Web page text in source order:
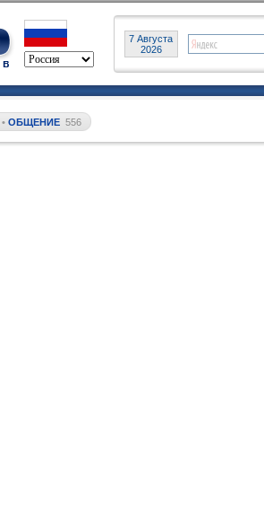
7 Августа
2026
• ОБЩЕНИЕ 556